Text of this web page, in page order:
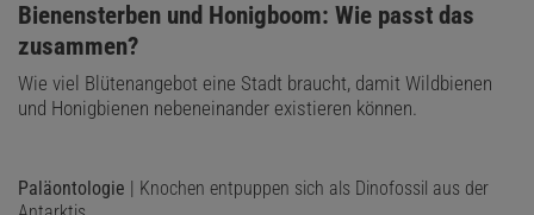
:Bienensterben und Honigboom: Wie passt das
zusammen?
Wie viel Blütenangebot eine Stadt braucht, damit Wildbienen
und Honigbienen nebeneinander existieren können.
Paläontologie | Knochen entpuppen sich als Dinofossil aus der